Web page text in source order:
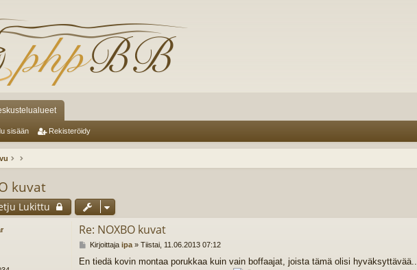
sisään Rekisteröidy
kuvat
Lukittu
Re: NOXBO kuvat
V
e
Kirjoittaja ipa» Tiistai, 11.06.2013 07:12
En tiedä kovin montaa porukkaa kuin vain boffaajat, joista tämä olisi